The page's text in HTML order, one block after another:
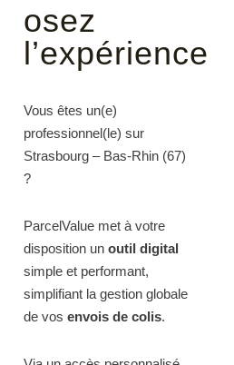
osez
l’expérience
Vous êtes un(e)
professionnel(le) sur
Strasbourg – Bas-Rhin (67)
?
ParcelValue met à votre
disposition un outil digital
simple et performant,
simplifiant la gestion globale
de vos envois de colis.